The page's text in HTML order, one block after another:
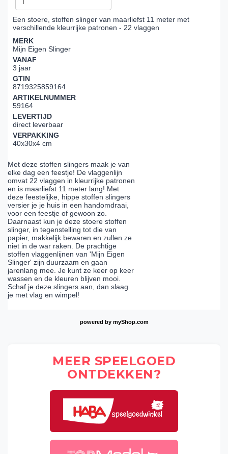
Een stoere, stoffen slinger van maarliefst 11 meter met
verschillende kleurrijke patronen - 22 vlaggen
MERK
Mijn Eigen Slinger
VANAF
3 jaar
GTIN
8719325859164
ARTIKELNUMMER
59164
LEVERTIJD
direct leverbaar
VERPAKKING
40x30x4 cm
Met deze stoffen slingers maak je van
elke dag een feestje! De vlaggenlijn
omvat 22 vlaggen in kleurrijke patronen
en is maarliefst 11 meter lang! Met
deze feestelijke, hippe stoffen slingers
versier je je huis in een handomdraai,
voor een feestje of gewoon zo.
Daarnaast kun je deze stoere stoffen
slinger, in tegenstelling tot die van
papier, makkelijk bewaren en zullen ze
niet in de war raken. De prachtige
stoffen vlaggenlijnen van 'Mijn Eigen
Slinger' zijn duurzaam en gaan
jarenlang mee. Je kunt ze keer op keer
wassen en de kleuren blijven mooi.
Schaf je deze slingers aan, dan slaag
je met vlag en wimpel!
powered by myShop.com
MEER SPEELGOED
ONTDEKKEN?